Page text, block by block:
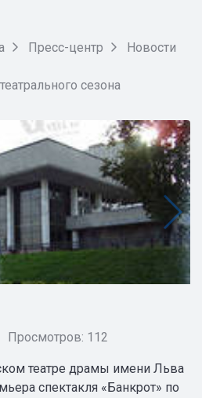
Пресс-центр
Новости
сезона
Просмотров: 112
театре драмы имени Льва
спектакля «Банкрот» по